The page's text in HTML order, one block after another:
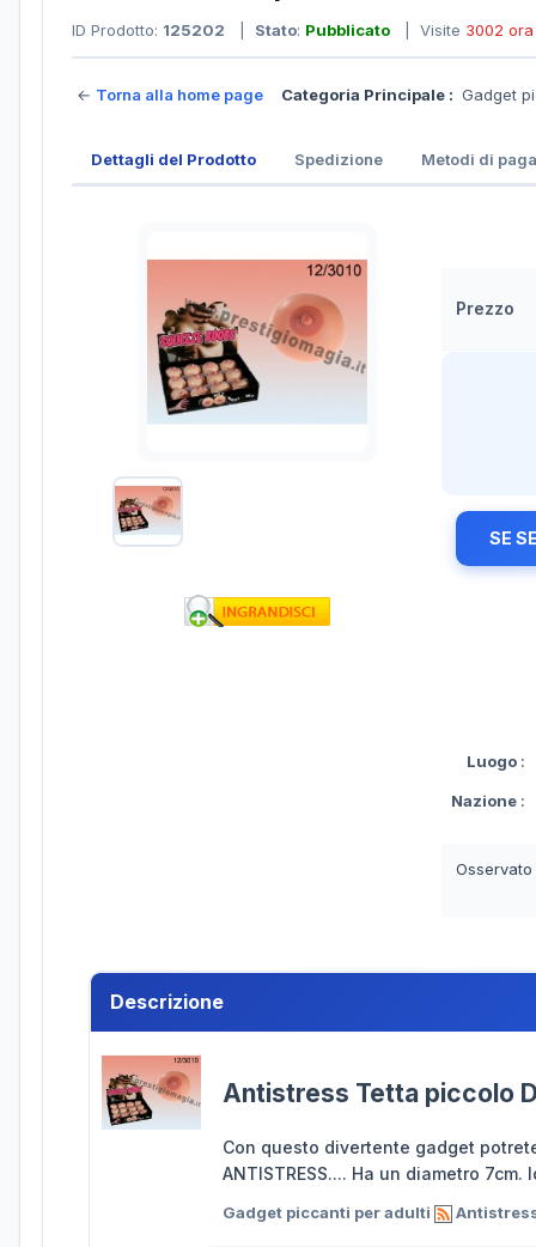
ID Prodotto: 125202 Stato: Pubblicato | Visite 3002 ora
← Torna alla home page Categoria Principale : Gadget
Dettagli del Prodotto Spedizione Metodi di
Prezzo
SE
Luogo :
Nazione :
Descrizione
Antistress Tetta piccolo
Con questo divertente gadget
ANTISTRESS.... Ha un diametro
Gadget piccanti per adulti